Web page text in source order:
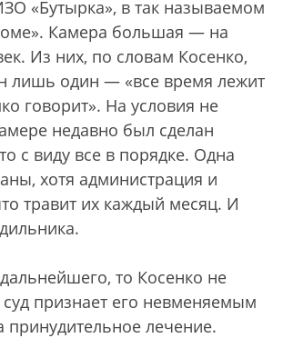
«Бутырка», в так называемом
Камера большая — на
Из них, по словам Косенко,
лишь один — «все время лежит
говорит». На условия не
недавно был сделан
с виду все в порядке. Одна
хотя администрация и
травит их каждый месяц. И
то Косенко не
суд признает его невменяемым
принудительное лечение.